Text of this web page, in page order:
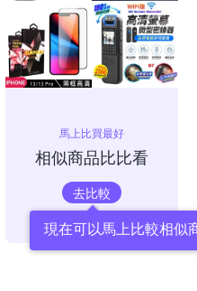
馬上比買最好
相似商品比比看
去比較
現在可以馬上比較相似